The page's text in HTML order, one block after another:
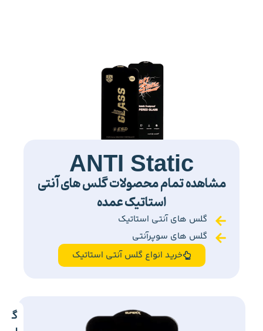
ANTI Static
مشاهده تمام محصولات گلس های آنتی
استاتیک عمده
گلس های آنتی استاتیک
گلس های سوپرآنتی
خرید انواع گلس آنتی استاتیک
گ